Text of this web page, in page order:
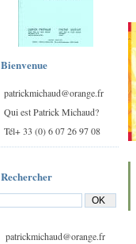
Bienvenue
patrickmichaud@orange.fr
Qui est Patrick Michaud?
Tél+ 33 (0) 6 07 26 97 08
Rechercher
patrickmichaud@orange.fr